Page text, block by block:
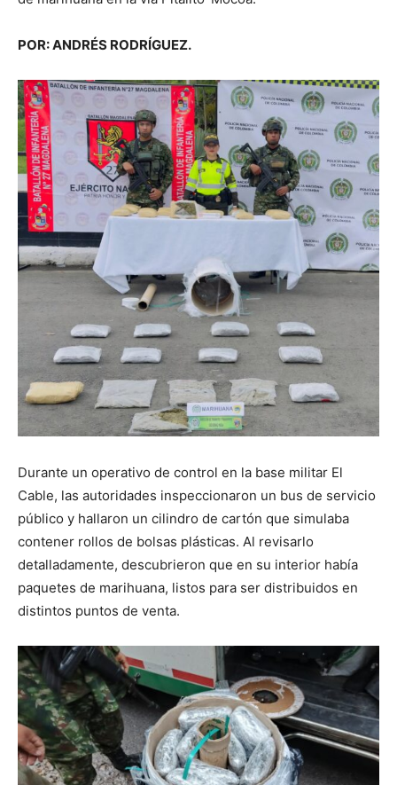
POR: ANDRÉS RODRÍGUEZ.
Durante un operativo de control en la base militar El
Cable, las autoridades inspeccionaron un bus de servicio
público y hallaron un cilindro de cartón que simulaba
contener rollos de bolsas plásticas. Al revisarlo
detalladamente, descubrieron que en su interior había
paquetes de marihuana, listos para ser distribuidos en
distintos puntos de venta.